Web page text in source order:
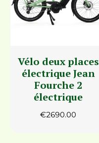
Vélo deux places
électrique Jean
Fourche 2
électrique
€2690.00